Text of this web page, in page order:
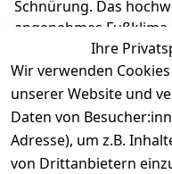
Schnürung. Das
angenehmes
Leder Einlage macht
Schuhgröße
shoes since 1893.
Produktdetails
Ihre
Wir verwenden
unserer Website und
Daten von
Adresse), um z.B.
von Drittanbietern